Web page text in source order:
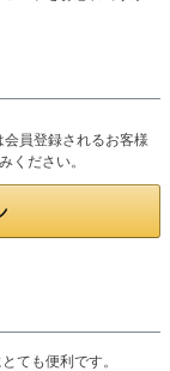
員登録されるお客様
ください。
ても便利です。